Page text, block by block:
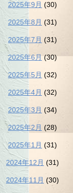
2025年9月 (30)
2025年8月 (31)
2025年7月 (31)
2025年6月 (30)
2025年5月 (32)
2025年4月 (32)
2025年3月 (34)
2025年2月 (28)
2025年1月 (31)
2024年12月 (31)
2024年11月 (30)